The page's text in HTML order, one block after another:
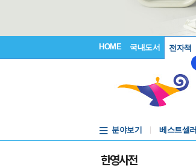
HOME 국내도서 전자책
분야보기 베스트셀러
한영사전